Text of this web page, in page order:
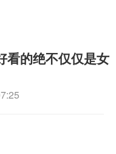
看的绝不仅仅是女